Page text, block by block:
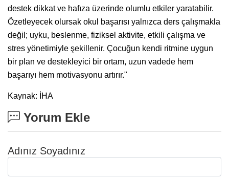
destek dikkat ve hafıza üzerinde olumlu etkiler yaratabilir.
Özetleyecek olursak okul başarısı yalnızca ders çalışmakla
değil; uyku, beslenme, fiziksel aktivite, etkili çalışma ve
stres yönetimiyle şekillenir. Çocuğun kendi ritmine uygun
bir plan ve destekleyici bir ortam, uzun vadede hem
başarıyı hem motivasyonu artırır."
Kaynak: İHA
Yorum Ekle
Adınız Soyadınız